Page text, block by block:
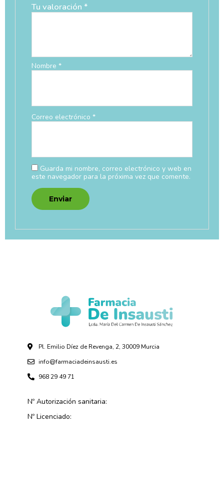
Tu valoración *
Nombre *
Correo electrónico *
Guarda mi nombre, correo electrónico y web en
este navegador para la próxima vez que comente.
Pl. Emilio Díez de Revenga, 2, 30009 Murcia
info@farmaciadeinsausti.es
968 29 49 71
Nº Autorización sanitaria:
Nº Licenciado: